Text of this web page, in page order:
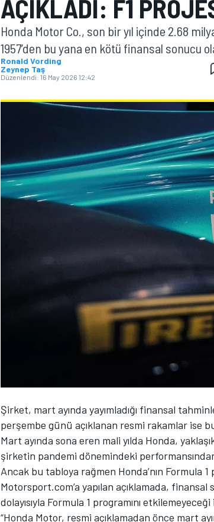
MOTOGP
WORLD SUPERBIKE
AÇIKLADI: F1
Honda Motor Co., son bir yıl içinde 2.68
1957’den bu yana en kötü finansal sonucu
Ronald Vording
Zeynep Taş
Düzenlendi: 16 May 2026 12:42
Şirket, mart ayında yayımladığı finansal
perşembe günü açıklanan resmi rakamlar ise
Mart ayında sona eren mali yılda Honda,
şirketin pandemi dönemindeki
Ancak bu tabloya rağmen Honda’nın
Motorsport.com’a yapılan açıklamada,
dolayısıyla Formula 1 programını
“Honda Motor, resmi açıklamadan önce mart